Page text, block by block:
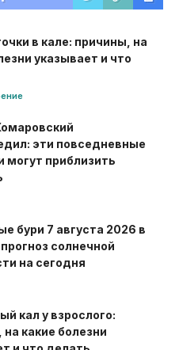
в кале: причины, на
указывает и что
эти повседневные
могут приблизить
бури 7 августа 2026 в
солнечной
на сегодня
кал у взрослого:
какие болезни